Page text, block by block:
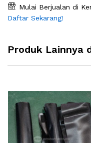
Mulai Berjualan di
Daftar Sekarang!
Produk Lainnya